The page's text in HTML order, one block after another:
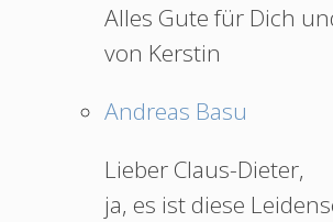
Alles Gute für Dich
von Kerstin
Andreas Basu
Lieber Claus-Dieter,
ja, es ist diese